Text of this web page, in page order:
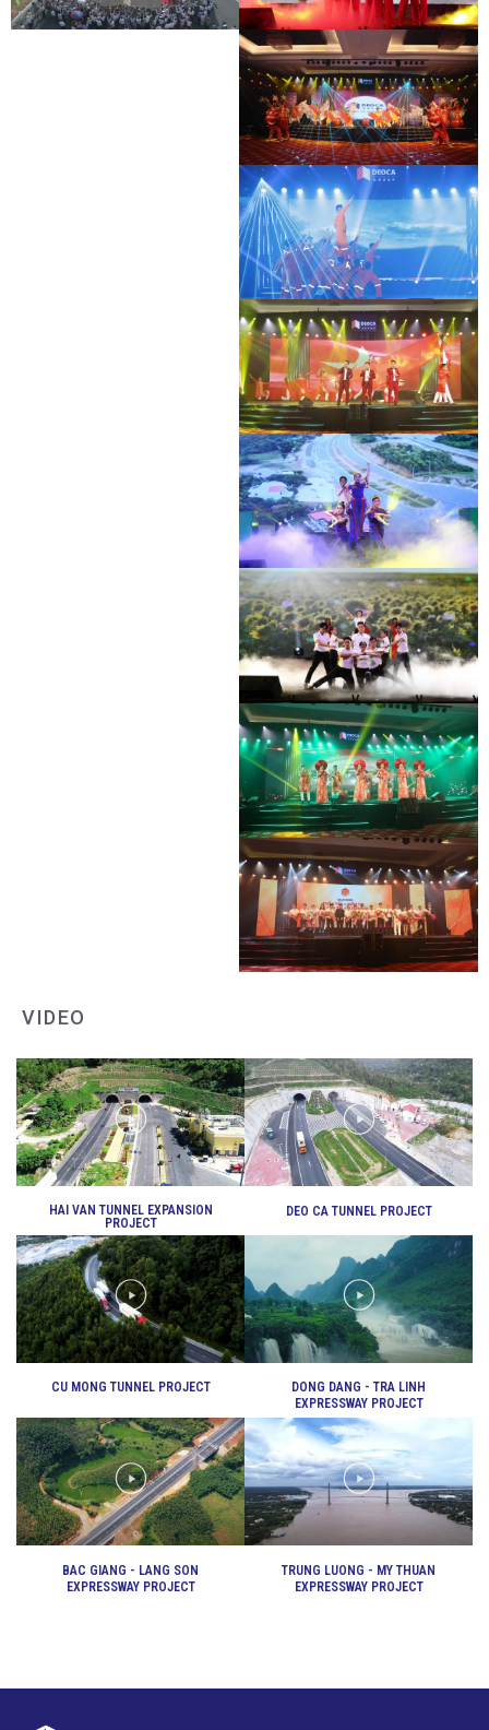
DEO CA WORKERS SINGING CONTEST
DEO CA WORKERS SINGING CONTEST
DEO CA WORKERS SINGING CONTEST
DEO CA WORKERS SINGING CONTEST
DEO CA WORKERS SINGING CONTEST
DEO CA WORKERS SINGING CONTEST
DEO CA WORKERS SINGING CONTEST
DEO CA WORKERS SINGING CONTEST
VIDEO
HAI VAN TUNNEL EXPANSION
PROJECT
DEO CA TUNNEL PROJECT
CU MONG TUNNEL PROJECT
DONG DANG - TRA LINH
EXPRESSWAY PROJECT
BAC GIANG - LANG SON
EXPRESSWAY PROJECT
TRUNG LUONG - MY THUAN
EXPRESSWAY PROJECT